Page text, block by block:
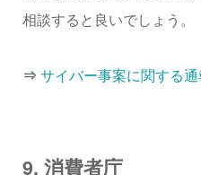
相談すると良いでしょう。
⇒ サイバー事案に関する
9. 消費者庁